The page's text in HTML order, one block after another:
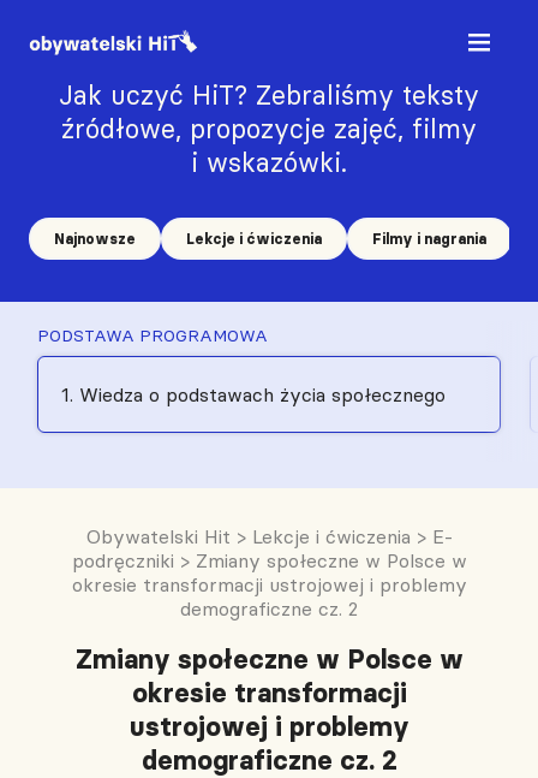
Jak uczyć HiT? Zebraliśmy teksty
źródłowe, propozycje zajęć, filmy
i wskazówki.
Najnowsze Lekcje i ćwiczenia Filmy i nagrania
PODSTAWA PROGRAMOWA
1. Wiedza o podstawach życia społecznego
Obywatelski Hit > Lekcje i ćwiczenia > E-
podręczniki > Zmiany społeczne w Polsce w
okresie transformacji ustrojowej i problemy
demograficzne cz. 2
Zmiany społeczne w Polsce w
okresie transformacji
ustrojowej i problemy
demograficzne cz. 2